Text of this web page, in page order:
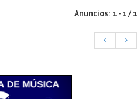
Anuncios: 1 - 1 / 1
< >